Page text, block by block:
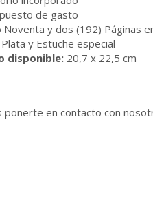
de gasto
Noventa y dos (192) Páginas
y Estuche especial
disponible: 20,7 x 22,5 cm
ponerte en contacto con